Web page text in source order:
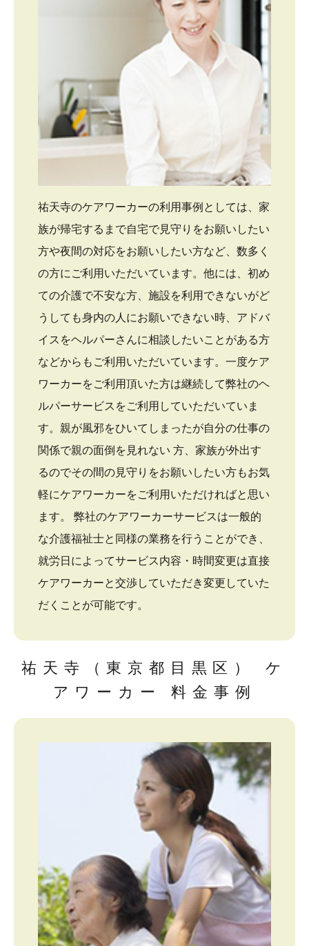
祐天寺のケアワーカーの利用事例としては、家
族が帰宅するまで自宅で見守りをお願いしたい
方や夜間の対応をお願いしたい方など、数多く
の方にご利用いただいています。他には、初め
ての介護で不安な方、施設を利用できないがど
うしても身内の人にお願いできない時、アドバ
イスをヘルパーさんに相談したいことがある方
などからもご利用いただいています。一度ケア
ワーカーをご利用頂いた方は継続して弊社のヘ
ルパーサービスをご利用していただいていま
す。親が風邪をひいてしまったが自分の仕事の
関係で親の面倒を見れない 方、家族が外出す
るのでその間の見守りをお願いしたい方もお気
軽にケアワーカーをご利用いただければと思い
ます。 弊社のケアワーカーサービスは一般的
な介護福祉士と同様の業務を行うことができ、
就労日によってサービス内容・時間変更は直接
ケアワーカーと交渉していただき変更していた
だくことが可能です。
祐天寺（東京都目黒区） ケ
アワーカー 料金事例